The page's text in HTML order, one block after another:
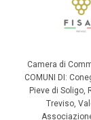
Camera di
COMUNI DI:
Pieve di Soligo,
Treviso,